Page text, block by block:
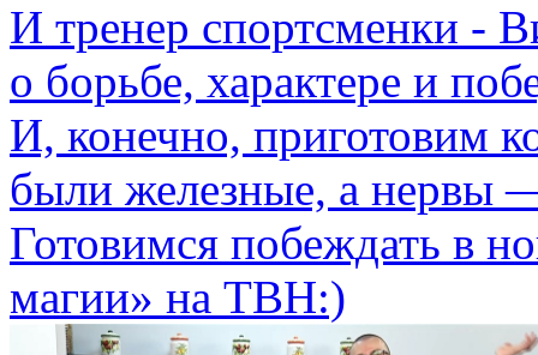
И тренер спортсменки -
о борьбе, характере и
И, конечно, приготовим
были железные, а нервы
Готовимся побеждать в
магии» на ТВН:)